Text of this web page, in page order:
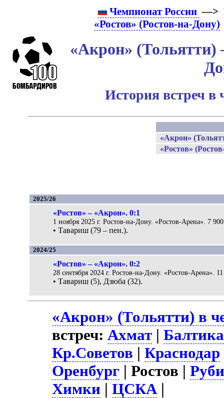
Чемпионат России —>
«Ростов» (Ростов-на-Дону)
«Акрон» (Тольятти)
История встреч в
«Акрон»
«Ростов»
2025/26
«Ростов» – «Акрон». 0:1
1 ноября 2025 г. Ростов-на-Дону. «Ростов-Арена». 7
• Тавариш (79 – пен.).
2024/25
«Ростов» – «Акрон». 0:2
28 сентября 2024 г. Ростов-на-Дону. «Ростов-Арена».
• Тавариш (5), Дзюба (32).
«Акрон» (Тольятти) в
встреч:Ахмат |Балтика
Кр.Советов |Краснодар
Оренбург | Ростов |
Химки |ЦСКА |